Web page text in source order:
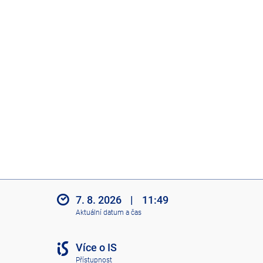
7. 8. 2026 | 11:49
Aktuální datum a čas
Více o IS
Přístupnost